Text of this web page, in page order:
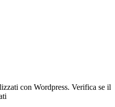
con Wordpress. Verifica se il